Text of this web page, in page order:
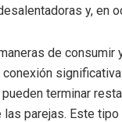
y, en
de
terminar
parejas. Este